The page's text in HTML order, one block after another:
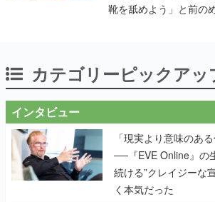
靴を舐めよう」と前の
も開設され、2026年
カテゴリーピックアッ
インタビュー
「現実より意味のあ
──『EVE Online』の
続ける”クレイジーな
く本気だった